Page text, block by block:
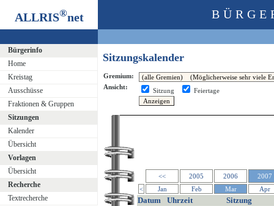
ALLRIS®net
Bürgerinfo
Home
Kreistag
Ausschüsse
Fraktionen & Gruppen
Sitzungen
Kalender
Übersicht
Vorlagen
Übersicht
Recherche
Textrecherche
Sitzungskalender
Gremium:
Ansicht:
Sitzung Feiertage
<< 2005 2006
2007
<
Jan Feb Mar Apr
Datum Uhrzeit Sitzung